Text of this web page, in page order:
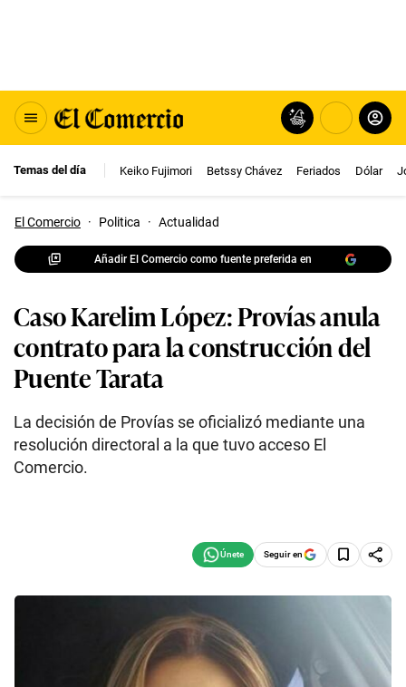
Temas del día Keiko Fujimori Betssy Chávez Feriados Dólar
El Comercio · Politica · Actualidad
Añadir El Comercio como fuente preferida en
Caso Karelim López: Provías anula
contrato para la construcción del
Puente Tarata
La decisión de Provías se oficializó mediante una
resolución directoral a la que tuvo acceso El
Comercio.
Seguir en